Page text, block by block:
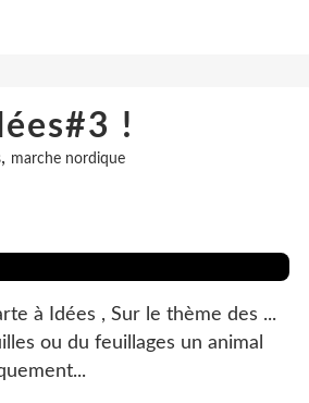
!
, marche nordique
à Idées , Sur le thème des ...
ou du feuillages un animal